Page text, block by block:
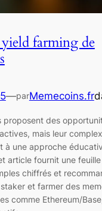
farming de
—parMemecoins.fr
proposent des
mais leur
à une approche
article fournit une
chiffrés et
et farmer des
comme Ethereum/